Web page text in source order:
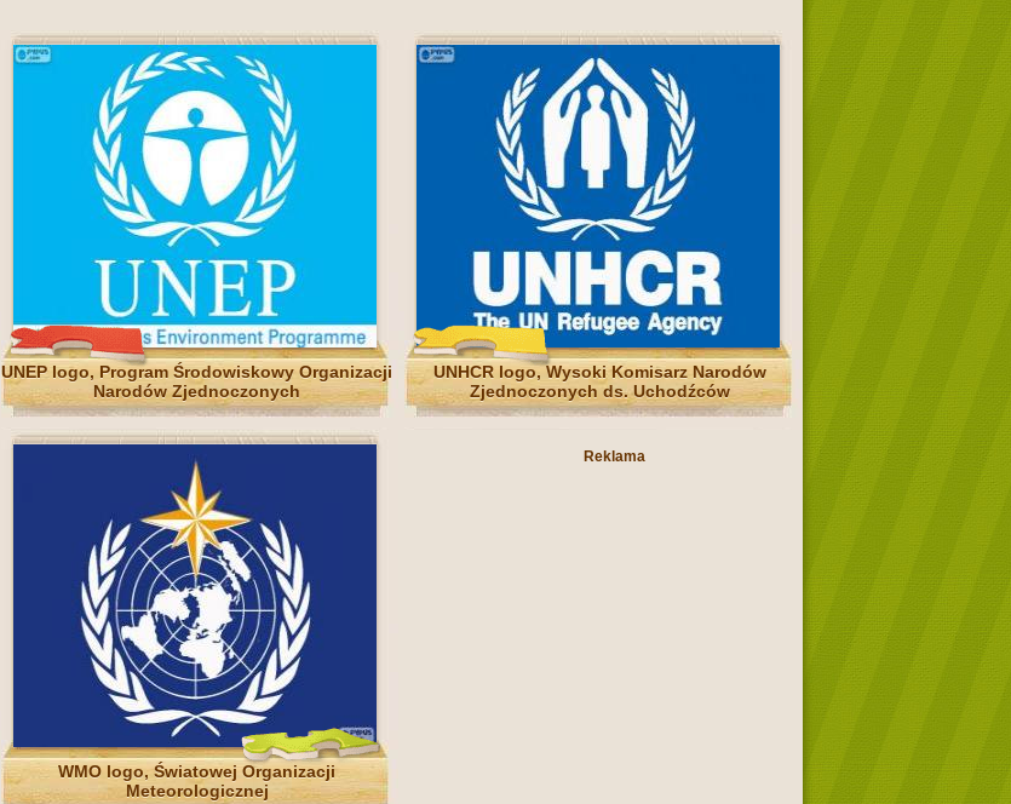
UNEP logo, Program Środowiskowy Organizacji
Narodów Zjednoczonych
UNHCR logo, Wysoki Komisarz Narodów
Zjednoczonych ds. Uchodźców
WMO logo, Światowej Organizacji
Meteorologicznej
Reklama